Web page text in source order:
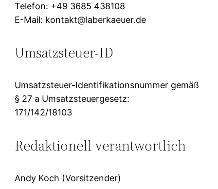
Telefon: +49 3685 438108
E-Mail: kontakt@laberkaeuer.de
Umsatzsteuer-ID
Umsatzsteuer-Identifikationsnummer gemäß
§ 27 a Umsatzsteuergesetz:
171/142/18103
Redaktionell verantwortlich
Andy Koch (Vorsitzender)